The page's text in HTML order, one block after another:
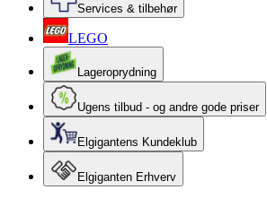
Services & tilbehør
LEGO
Lageroprydning
Ugens tilbud - og andre gode priser
Elgigantens Kundeklub
Elgiganten Erhverv